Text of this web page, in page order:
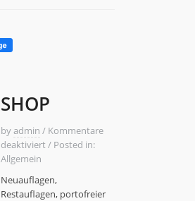
SHOP
byadmin / Kommentare
deaktiviertfür
/ Posted in:
Allgemein
Neuauflagen,
Restauflagen, portofreier